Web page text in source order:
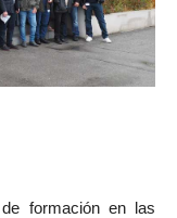
formación en las